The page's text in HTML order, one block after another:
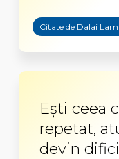
Citate de Dalai
Eşti ceea
repetat,
devin